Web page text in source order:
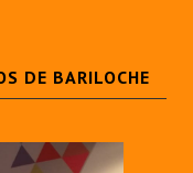
DE BARILOCHE